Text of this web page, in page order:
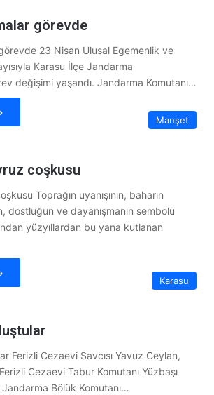
görevde
23 Nisan Ulusal Egemenlik ve
Karasu İlçe Jandarma
değişimi yaşandı. Jandarma Komutanı…
Manşet
coşkusu
Toprağın uyanışının, baharın
dostluğun ve dayanışmanın sembolü
yüzyıllardan bu yana kutlanan
Karasu
Ferizli Cezaevi Savcısı Yavuz Ceylan,
Cezaevi Tabur Komutanı Yüzbaşı
Bölük Komutanı…